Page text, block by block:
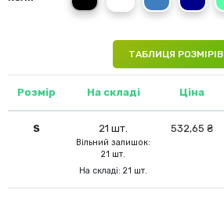
ТАБЛИЦЯ РОЗМІРІВ
Розмір На складі Ціна
S 21 шт.
Вільний залишок:
21 шт.
На складі: 21 шт.
532,65 ₴